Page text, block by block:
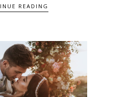
READING